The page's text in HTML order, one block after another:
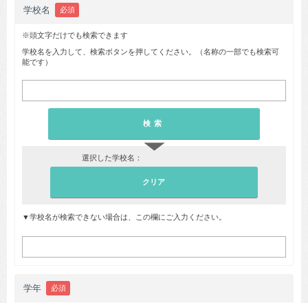
学校名 必須
※頭文字だけでも検索できます
学校名を入力して、検索ボタンを押してください。（名称の一部でも検索可
能です）
選択した学校名：
▼学校名が検索できない場合は、この欄にご入力ください。
学年 必須